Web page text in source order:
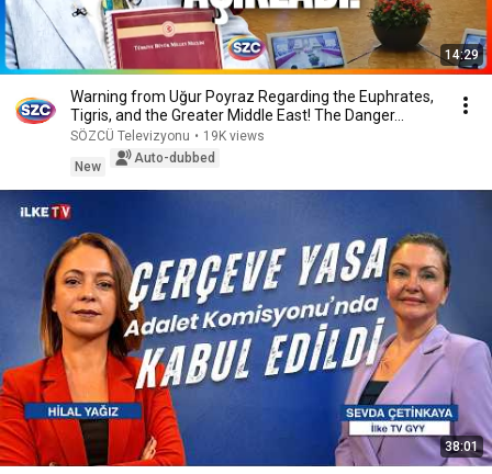
14:29
Warning from Uğur Poyraz Regarding the Euphrates,
Tigris, and the Greater Middle East! The Danger...
SÖZCÜ Televizyonu • 19K views
New
Auto-dubbed
38:01